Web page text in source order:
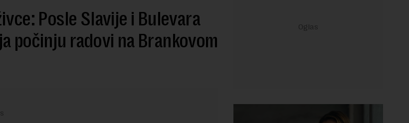
Posle Slavije i Bulevara
počinju radovi na Brankovom